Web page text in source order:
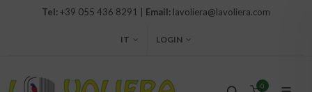
Tel:+39 055 436 8291 | Email: lavoliera@lavoliera.com
IT LOGIN
0